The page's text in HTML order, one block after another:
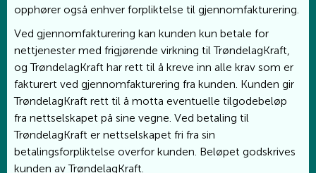
opphører også enhver forpliktelse til gjennomfakturering.
Ved gjennomfakturering kan kunden kun betale for
nettjenester med frigjørende virkning til TrøndelagKraft,
og TrøndelagKraft har rett til å kreve inn alle krav som er
fakturert ved gjennomfakturering fra kunden. Kunden gir
TrøndelagKraft rett til å motta eventuelle tilgodebeløp
fra nettselskapet på sine vegne. Ved betaling til
TrøndelagKraft er nettselskapet fri fra sin
betalingsforpliktelse overfor kunden. Beløpet godskrives
kunden av TrøndelagKraft.